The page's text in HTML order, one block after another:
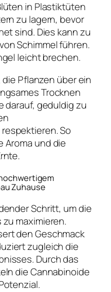
in Plastiktüten
zu lagern, bevor
sind. Dies kann zu
Schimmel führen.
leicht brechen.
Pflanzen über ein
Trocknen
darauf, geduldig zu
So
Aroma und die
Zuhause
Schritt, um die
maximieren.
den Geschmack
zugleich die
Durch das
die Cannabinoide